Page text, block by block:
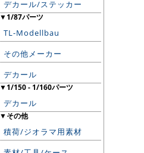
デカール/ステッカー
▼1/87パーツ
TL-Modellbau
その他メーカー
デカール
▼1/150 - 1/160パーツ
デカール
▼その他
積荷/ジオラマ用素材